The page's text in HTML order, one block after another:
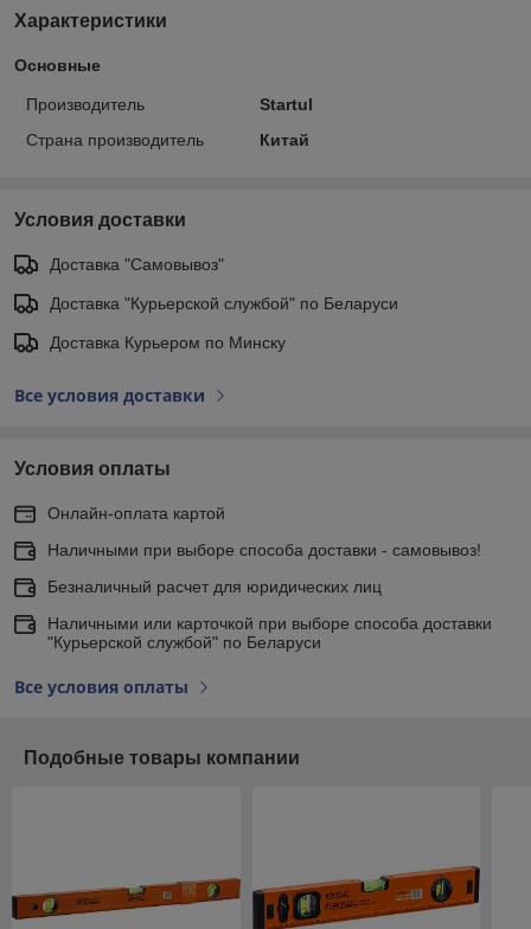
Характеристики
Основные
Производитель
Startul
Страна производитель
Китай
Условия доставки
Доставка "Самовывоз"
Доставка "Курьерской службой" по Беларуси
Доставка Курьером по Минску
Все условия доставки
Условия оплаты
Онлайн-оплата картой
Наличными при выборе способа доставки - самовывоз!
Безналичный расчет для юридических лиц
Наличными или карточкой при выборе способа доставки
"Курьерской службой" по Беларуси
Все условия оплаты
Подобные товары компании